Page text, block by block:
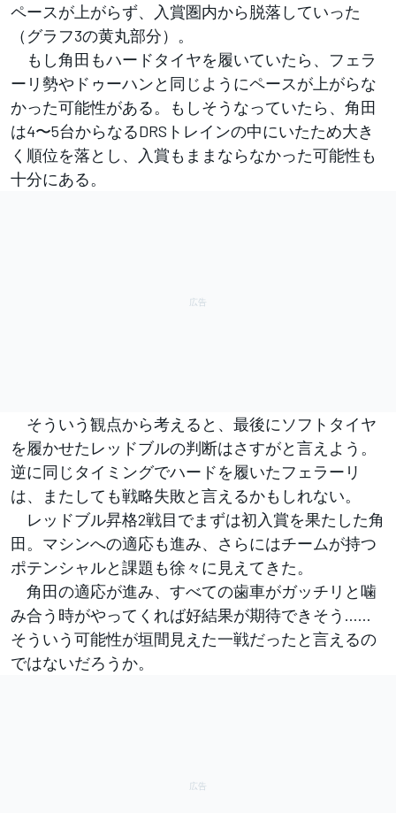
ペースが上がらず、入賞圏内から脱落していった
（グラフ3の黄丸部分）。
もし角田もハードタイヤを履いていたら、フェラ
ーリ勢やドゥーハンと同じようにペースが上がらな
かった可能性がある。もしそうなっていたら、角田
は4〜5台からなるDRSトレインの中にいたため大き
く順位を落とし、入賞もままならなかった可能性も
十分にある。
そういう観点から考えると、最後にソフトタイヤ
を履かせたレッドブルの判断はさすがと言えよう。
逆に同じタイミングでハードを履いたフェラーリ
は、またしても戦略失敗と言えるかもしれない。
レッドブル昇格2戦目でまずは初入賞を果たした角
田。マシンへの適応も進み、さらにはチームが持つ
ポテンシャルと課題も徐々に見えてきた。
角田の適応が進み、すべての歯車がガッチリと噛
み合う時がやってくれば好結果が期待できそう……
そういう可能性が垣間見えた一戦だったと言えるの
ではないだろうか。